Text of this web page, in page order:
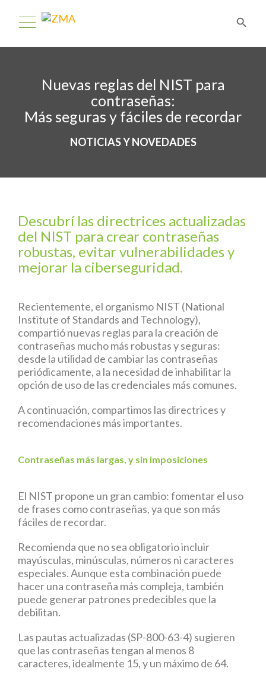
Nuevas reglas del NIST para
contraseñas:
Más seguras y fáciles de recordar
NOTICIAS Y NOVEDADES
Descubrí las directrices actualizadas
del NIST para crear contraseñas
robustas, evitar vulnerabilidades y
mejorar la ciberseguridad.
Recientemente, el organismo NIST (National
Institute of Standards and Technology),
compartió nuevas reglas para la creación de
contraseñas mucho más robustas y seguras:
desde la utilidad de cambiar las contraseñas
periódicamente, a la necesidad de inhabilitar la
opción de uso de las credenciales más comunes.
A continuación, compartimos las directrices y
recomendaciones más importantes.
Contraseñas más largas, y sin imposiciones
El NIST propone un gran cambio: fomentar el uso
de frases como contraseñas, ya que son más
fáciles de recordar.
Recomienda que no sea obligatorio incluir
mayúsculas, minúsculas, números ni caracteres
especiales. Aunque esta combinación puede
hacer una contraseña más compleja, también
puede generar patrones predecibles que la
debilitan.
Las pautas actualizadas (SP-800-63-4) sugieren
que las contraseñas tengan al menos 8
caracteres, idealmente 15, y un máximo de 64.